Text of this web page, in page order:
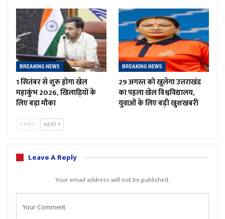
BREAKING NEWS
1 सितंबर से शुरू होगा खेल
महाकुंभ 2026, खिलाड़ियों के
लिए बड़ा मौका
BREAKING NEWS
29 अगस्त को खुलेगा उत्तराखंड
का पहला खेल विश्वविद्यालय,
युवाओं के लिए बड़ी खुशखबरी
PREV NEXT
Leave A Reply
Your email address will not be published.